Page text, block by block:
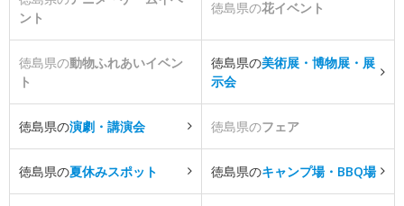
ント
徳島県の花イベント
徳島県の動物ふれあいイベン
ト
徳島県の美術展・博物展・展
示会
徳島県の演劇・講演会 徳島県のフェア
徳島県の夏休みスポット 徳島県のキャンプ場・BBQ場